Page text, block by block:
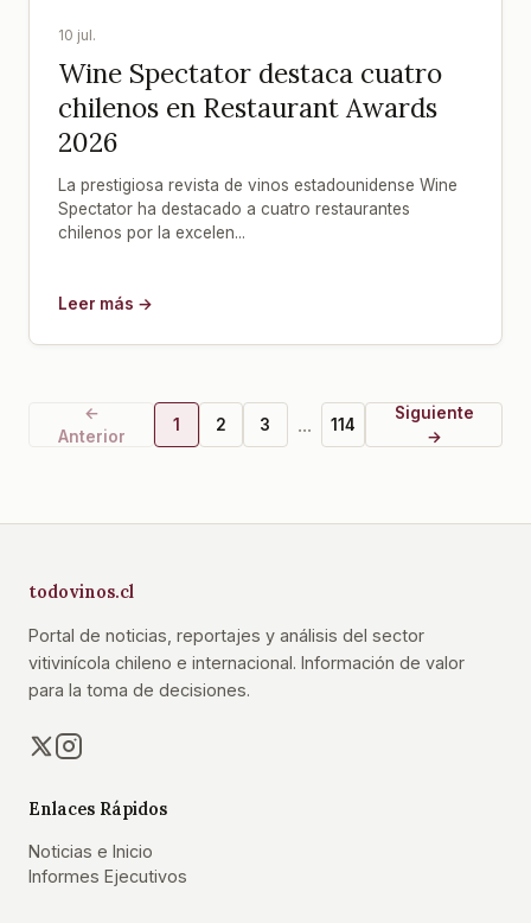
10 jul.
Wine Spectator destaca cuatro
chilenos en Restaurant Awards
2026
La prestigiosa revista de vinos estadounidense Wine
Spectator ha destacado a cuatro restaurantes
chilenos por la excelen...
Leer más →
←
Anterior
1 2 3 ... 114
Siguiente
→
todovinos.cl
Portal de noticias, reportajes y análisis del sector
vitivinícola chileno e internacional. Información de valor
para la toma de decisiones.
Enlaces Rápidos
Noticias e Inicio
Informes Ejecutivos